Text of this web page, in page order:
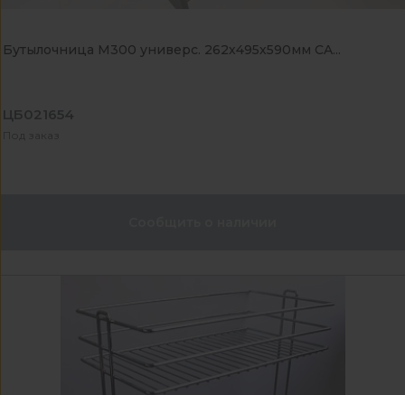
Бутылочница М300 универс. 262х495х590мм CA...
ЦБ021654
Под заказ